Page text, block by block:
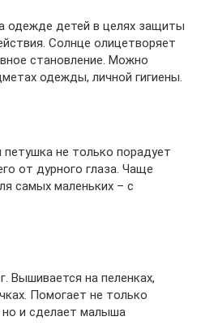
одежде детей в целях защиты
Солнце олицетворяет
становление. Можно
одежды, личной гигиены.
не только порадует
от дурного глаза. Чаще
самых маленьких – с
Вышивается на пеленках,
Помогает не только
но и сделает малыша